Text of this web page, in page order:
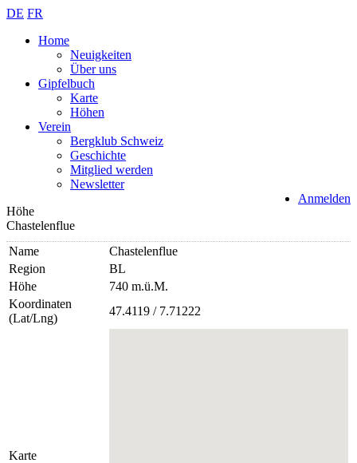
DE FR
Home
Neuigkeiten
Über uns
Gipfelbuch
Karte
Höhen
Verein
Bergklub Schweiz
Geschichte
Mitglied werden
Newsletter
Anmelden
Höhe
Chastelenflue
Name
Chastelenflue
Region
BL
Höhe
740 m.ü.M.
Koordinaten
(Lat/Lng)
47.4119 / 7.71222
Karte